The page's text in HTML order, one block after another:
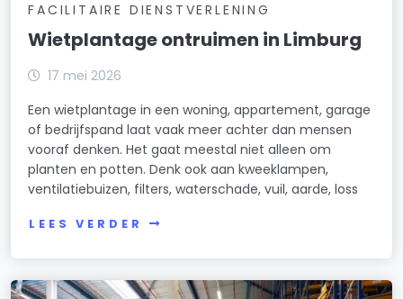
FACILITAIRE DIENSTVERLENING
Wietplantage ontruimen in Limburg
17 mei 2026
Een wietplantage in een woning, appartement, garage
of bedrijfspand laat vaak meer achter dan mensen
vooraf denken. Het gaat meestal niet alleen om
planten en potten. Denk ook aan kweeklampen,
ventilatiebuizen, filters, waterschade, vuil, aarde, loss
LEES VERDER